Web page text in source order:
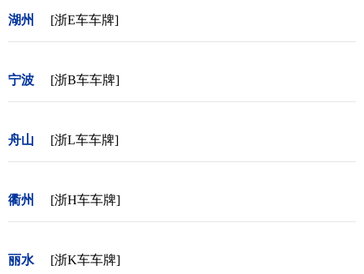
湖州 [浙E车车牌]
宁波 [浙B车车牌]
舟山 [浙L车车牌]
衢州 [浙H车车牌]
丽水 [浙K车车牌]